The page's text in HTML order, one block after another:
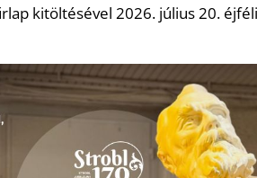
kitöltésével 2026. július 20.